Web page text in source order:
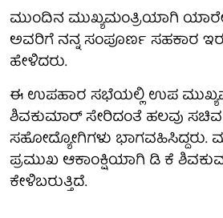
ಮುಂದಿನ ಮುಖ್ಯಮಂತ್ರಿಯಾಗಿ
ಅವರಿಗೆ ನನ್ನ ಸಂಪೂರ್ಣ ಸಹಕಾರ
ಹೇಳಿದರು.
ಈ ಉಪಹಾರ ಸಭೆಯಲ್ಲಿ ಉಪ
ಶಿವಕುಮಾರ್ ಸೇರಿದಂತೆ ಹಲವು
ಸಹೋದ್ಯೋಗಿಗಳು ಭಾಗವಹಿಸಿದ್ದರು.
ಪ್ರಮುಖ ಆಕಾಂಕ್ಷಿಯಾಗಿ ಡಿ ಕೆ
ಕೇಳಿಬರುತ್ತಿದೆ.